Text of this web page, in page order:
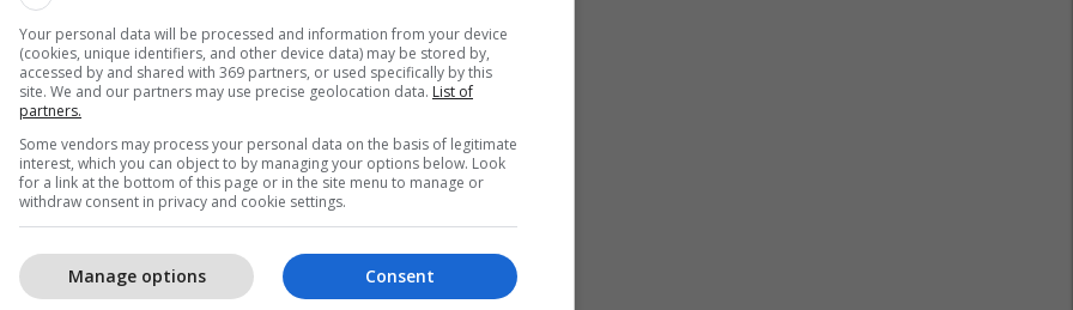
me theks në dizajnin dhe marketingun
pretendimet e mëhershme për prodhim të plotë
më vonë.
promovuar me një çmim rreth 499 dollarë
Your personal data will be processed and information from your device
(cookies, unique identifiers, and other device data) may be stored by,
accessed by and shared with 369 partners, or used specifically by this
site. We and our partners may use precise geolocation data. List of
partners.
Some vendors may process your personal data on the basis of legitimate
interest, which you can object to by managing your options below. Look
for a link at the bottom of this page or in the site menu to manage or
withdraw consent in privacy and cookie settings.
Consent
Manage options